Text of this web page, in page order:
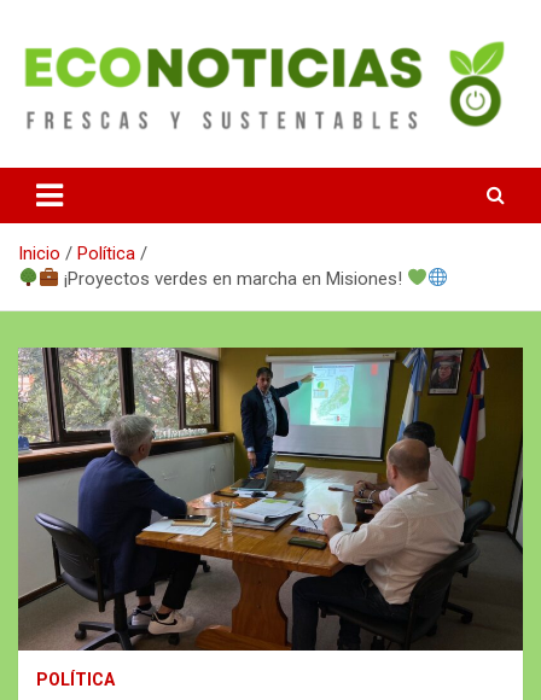
contenido
Econoticias
Inicio
Política
¡Proyectos verdes en marcha en Misiones!
POLÍTICA